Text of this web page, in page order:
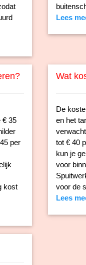
Lees
€ 35
per
kost
Wat
De
en het
tot € 40
kun je
voor
voor de
Lees